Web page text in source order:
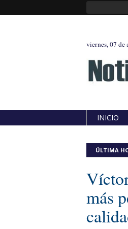
viernes, 07 de
INICIO
ÚLTIMA
más